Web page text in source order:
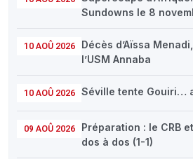
Sundowns le 8
10 AOÛ 2026
Décès d’Aïssa
l’USM Annaba
10 AOÛ 2026 Séville tente Gouiri…
09 AOÛ 2026
Préparation : le CRB
dos à dos (1-1)